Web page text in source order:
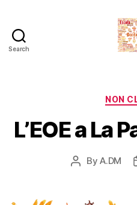
Search
NON
L’EOE a La
PostByA.DM